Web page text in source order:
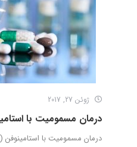
ژوئن 27, 2017
درمان مسمومیت با
درمان مسمومیت با استامینوفن